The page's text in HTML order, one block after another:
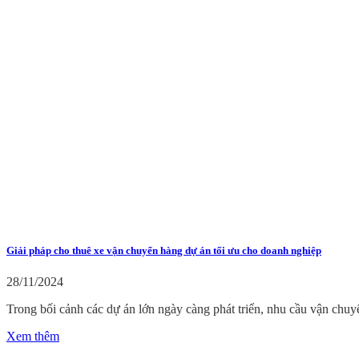
Giải pháp cho thuê xe vận chuyển hàng dự án tối ưu cho doanh nghiệp
28/11/2024
Trong bối cảnh các dự án lớn ngày càng phát triển, nhu cầu vận
Xem thêm